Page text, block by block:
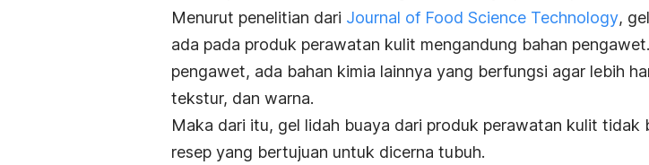
Menurut penelitian dari Journal of Food Science Technology,
ada pada produk perawatan kulit mengandung bahan
pengawet, ada bahan kimia lainnya yang berfungsi agar lebih
tekstur, dan warna.
Maka dari itu, gel lidah buaya dari produk perawatan kulit tidak
resep yang bertujuan untuk dicerna tubuh.